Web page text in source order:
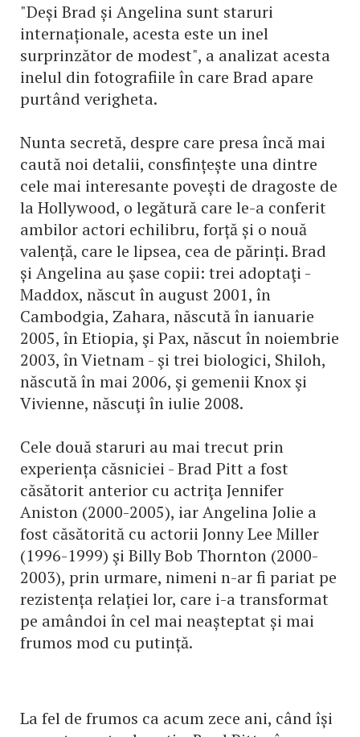
"Deși Brad și Angelina sunt staruri
internaționale, acesta este un inel
surprinzător de modest", a analizat acesta
inelul din fotografiile în care Brad apare
purtând verigheta.
Nunta secretă, despre care presa încă mai
caută noi detalii, consfințește una dintre
cele mai interesante povești de dragoste de
la Hollywood, o legătură care le-a conferit
ambilor actori echilibru, forță și o nouă
valență, care le lipsea, cea de părinți. Brad
și Angelina au şase copii: trei adoptaţi -
Maddox, născut în august 2001, în
Cambodgia, Zahara, născută în ianuarie
2005, în Etiopia, şi Pax, născut în noiembrie
2003, în Vietnam - şi trei biologici, Shiloh,
născută în mai 2006, şi gemenii Knox şi
Vivienne, născuţi în iulie 2008.
Cele două staruri au mai trecut prin
experiența căsniciei - Brad Pitt a fost
căsătorit anterior cu actriţa Jennifer
Aniston (2000-2005), iar Angelina Jolie a
fost căsătorită cu actorii Jonny Lee Miller
(1996-1999) şi Billy Bob Thornton (2000-
2003), prin urmare, nimeni n-ar fi pariat pe
rezistența relației lor, care i-a transformat
pe amândoi în cel mai neașteptat și mai
frumos mod cu putință.
La fel de frumos ca acum zece ani, când își